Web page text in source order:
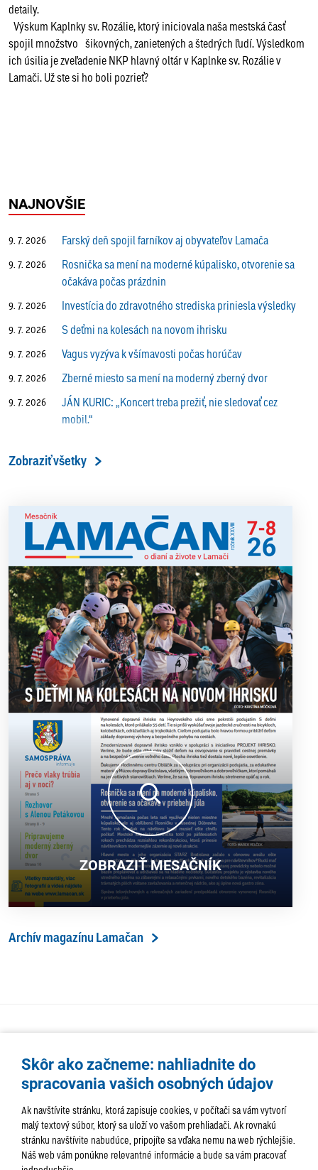
detaily.
Výskum Kaplnky sv. Rozálie, ktorý iniciovala naša mestská časť
spojil množstvo šikovných, zanietených a štedrých ľudí. Výsledkom
ich úsilia je zveľadenie NKP hlavný oltár v Kaplnke sv. Rozálie v
Lamači. Už ste si ho boli pozrieť?
NAJNOVŠIE
9. 7. 2026 Farský deň spojil farníkov aj obyvateľov Lamača
9. 7. 2026
Rosnička sa mení na moderné kúpalisko, otvorenie sa
očakáva počas prázdnin
9. 7. 2026 Investícia do zdravotného strediska priniesla výsledky
9. 7. 2026 S deťmi na kolesách na novom ihrisku
9. 7. 2026 Vagus vyzýva k všímavosti počas horúčav
9. 7. 2026 Zberné miesto sa mení na moderný zberný dvor
9. 7. 2026
JÁN KURIC: „Koncert treba prežiť, nie sledovať cez
mobil.“
9. 7. 2026
ALENA PETÁKOVÁ: „Splnila som si všetko, čo som si
výborný šach aj príjemnú komunitnú atmosféru
Zobraziť všetky
ZOBRAZIŤ MESAČNÍK
Archív magazínu Lamačan
AKTUALITY TÉMA SAMOSPRÁVA
Skôr ako začneme: nahliadnite do
spracovania vašich osobných údajov
Ak navštívite stránku, ktorá zapisuje cookies, v počítači sa vám vytvorí
malý textový súbor, ktorý sa uloží vo vašom prehliadači. Ak rovnakú
stránku navštívite nabudúce, pripojíte sa vďaka nemu na web rýchlejšie.
Náš web vám ponúkne relevantné informácie a bude sa vám pracovať